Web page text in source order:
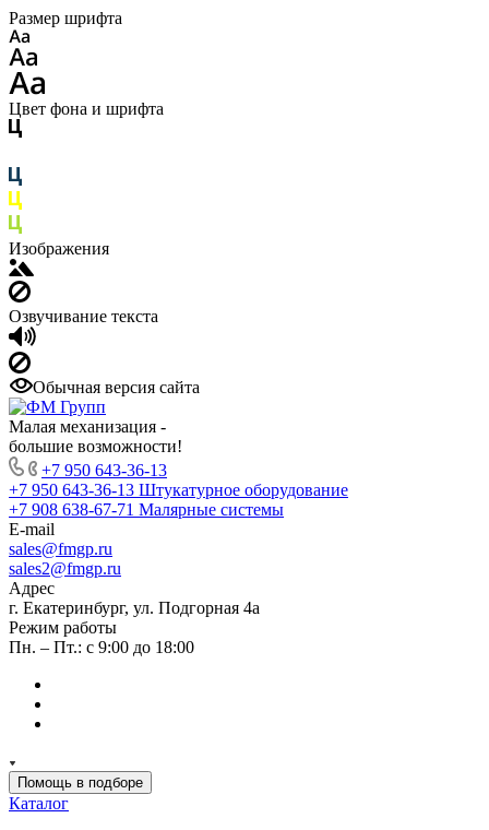
Размер шрифта
Цвет фона и шрифта
Изображения
Озвучивание текста
Обычная версия сайта
Малая механизация -
большие возможности!
+7 950 643-36-13
+7 950 643-36-13 Штукатурное оборудование
+7 908 638-67-71 Малярные системы
E-mail
sales@fmgp.ru
sales2@fmgp.ru
Адрес
г. Екатеринбург, ул. Подгорная 4а
Режим работы
Пн. – Пт.: с 9:00 до 18:00
Помощь в подборе
Каталог